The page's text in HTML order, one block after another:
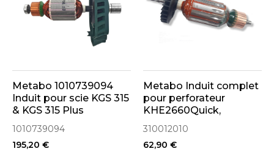
Metabo 1010739094
Induit pour scie KGS 315
& KGS 315 Plus
1010739094
195,20 €
Metabo Induit complet
pour perforateur
KHE2660Quick,
UHE2660-2Quick,
KHE2860Quick
(310012010)
310012010
62,90 €